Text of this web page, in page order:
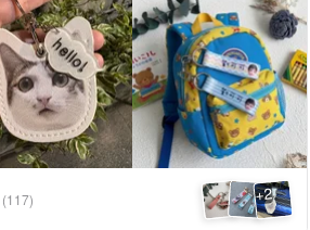
(117) +2